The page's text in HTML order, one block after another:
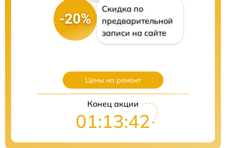
-20%
Скидка по
предварительной
записи на сайте
Цены на ремонт
Конец акции
01:13:40